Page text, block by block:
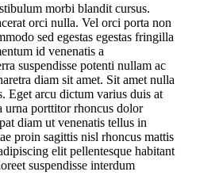
morbi blandit cursus.
orci nulla. Vel orci porta non
sed egestas egestas fringilla
id venenatis a
suspendisse potenti nullam ac
diam sit amet. Sit amet nulla
Eget arcu dictum varius duis at
urna porttitor rhoncus dolor
diam ut venenatis tellus in
proin sagittis nisl rhoncus mattis
elit pellentesque habitant
suspendisse interdum